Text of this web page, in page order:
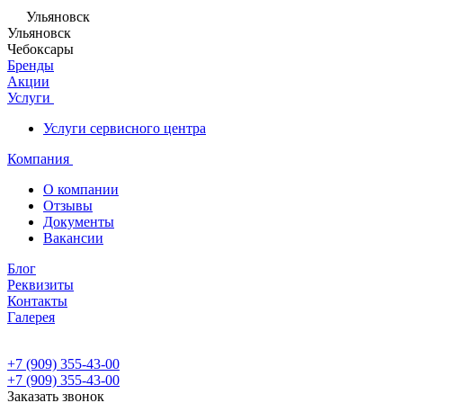
Ульяновск
Ульяновск
Чебоксары
Бренды
Акции
Услуги
Услуги сервисного центра
Компания
О компании
Отзывы
Документы
Вакансии
Блог
Реквизиты
Контакты
Галерея
+7 (909) 355-43-00
+7 (909) 355-43-00
Заказать звонок